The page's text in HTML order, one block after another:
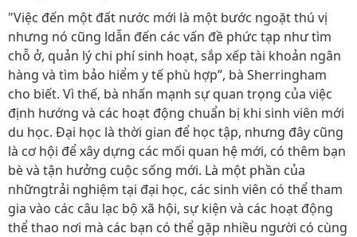
"Việc đến một đất nước mới là một bước ngoặt thú vị
nhưng nó cũng ldẫn đến các vấn đề phức tạp như tìm
chỗ ở, quản lý chi phí sinh hoạt, sắp xếp tài khoản ngân
hàng và tìm bảo hiểm y tế phù hợp”, bà Sherringham
cho biết. Vì thế, bà nhấn mạnh sự quan trọng của việc
định hướng và các hoạt động chuẩn bị khi sinh viên mới
du học. Đại học là thời gian để học tập, nhưng đây cũng
là cơ hội để xây dựng các mối quan hệ mới, có thêm bạn
bè và tận hưởng cuộc sống mới. Là một phần của
nhữngtrải nghiệm tại đại học, các sinh viên có thể tham
gia vào các câu lạc bộ xã hội, sự kiện và các hoạt động
thể thao nơi mà các bạn có thể gặp nhiều người có cùng